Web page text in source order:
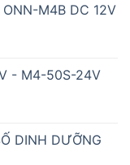
M4B DC 12V
- M4-50S-24V
DINH DƯỠNG